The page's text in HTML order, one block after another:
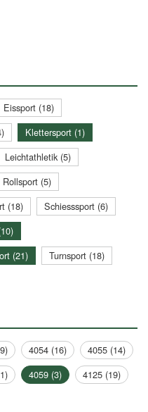
Eissport (18)
Klettersport (1)
Leichtathletik (5)
Rollsport (5)
(18)
Schiesssport (6)
(21)
Turnsport (18)
4054 (16)
4055 (14)
4059 (3)
4125 (19)